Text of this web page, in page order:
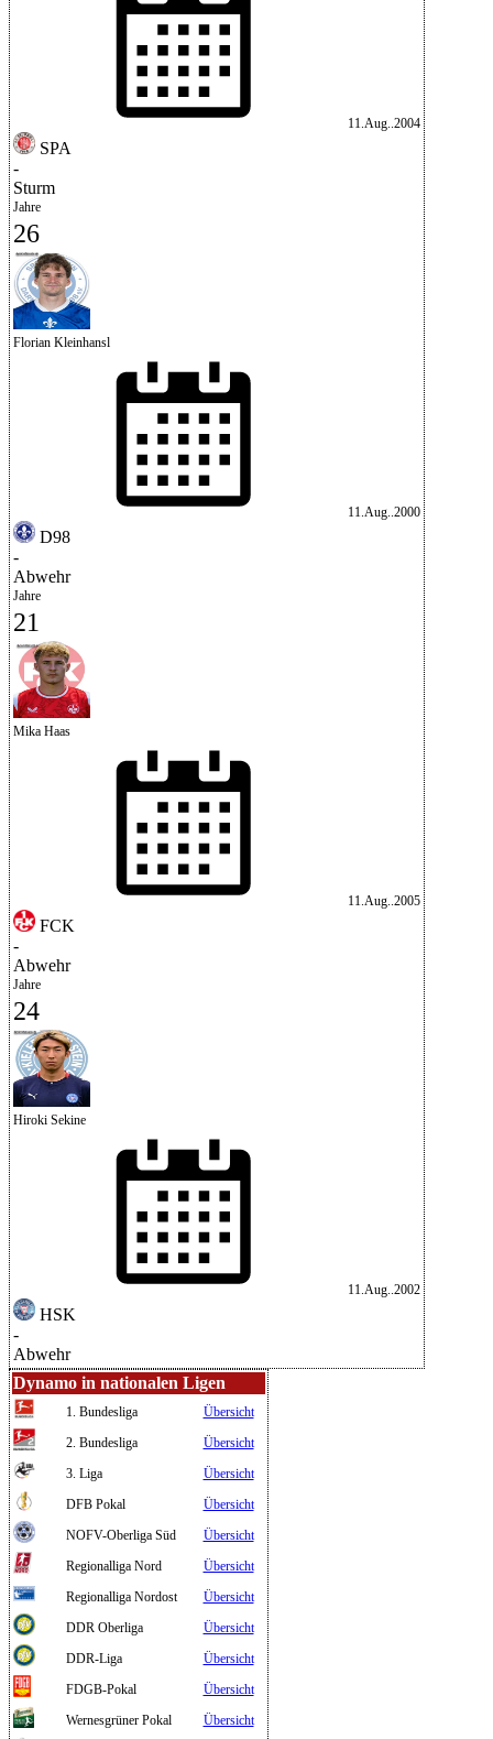
11.Aug..2004
SPA
-
Sturm
Jahre
26
Florian Kleinhansl
11.Aug..2000
D98
-
Abwehr
Jahre
21
Mika Haas
11.Aug..2005
FCK
-
Abwehr
Jahre
24
Hiroki Sekine
11.Aug..2002
HSK
-
Abwehr
Dynamo in nationalen Ligen
1. Bundesliga
Übersicht
2. Bundesliga
Übersicht
3. Liga
Übersicht
DFB Pokal
Übersicht
NOFV-Oberliga Süd
Übersicht
Regionalliga Nord
Übersicht
Regionalliga Nordost
Übersicht
DDR Oberliga
Übersicht
DDR-Liga
Übersicht
FDGB-Pokal
Übersicht
Wernesgrüner Pokal
Übersicht